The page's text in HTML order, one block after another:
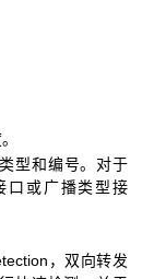
型和编号。对于
口或广播类型接
，双向转发